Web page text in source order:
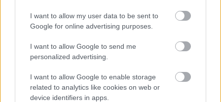
I want to allow my user data to be sent to
Google for online advertising purposes.
I want to allow Google to send me
personalized advertising.
I want to allow Google to enable storage
related to analytics like cookies on web or
device identifiers in apps.
Γεμισμένα με Ανθότυρο και Μυρωδικά
Τσιπς Παρμεζάνας
Παντζάρι Carpaccio